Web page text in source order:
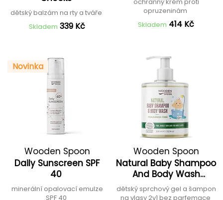
dětský balzám na rty a tváře
Skladem 339 Kč
opruzeninám
Skladem 414 Kč
Novinka
Wooden Spoon
Daily Sunscreen SPF
40
minerální opalovací emulze
SPF 40
Wooden Spoon
Natural Baby Shampoo
And Body Wash
"Fragrance Free"
dětský sprchový gel a šampon
na vlasy 2v1 bez parfemace